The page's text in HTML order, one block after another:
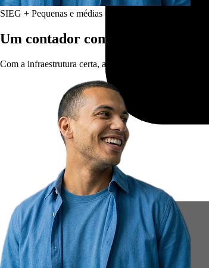
SIEG + Pequenas e médias empresas
Um contador com SIEG muda
Com a infraestrutura certa, a burocracia some e sobra